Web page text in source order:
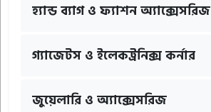
হ্যান্ড ব্যাগ ও ফ্যাশন অ্যাক্সেসরিজ
গ্যাজেটস ও ইলেকট্রনিক্স কর্নার
জুয়েলারি ও অ্যাক্সেসরিজ